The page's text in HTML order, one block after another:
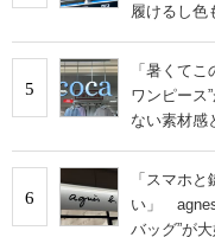
履けるし色
5
「暑くて
ワンピース
ない素材感
6
「スマホ
い」 agnes
バッグ”が